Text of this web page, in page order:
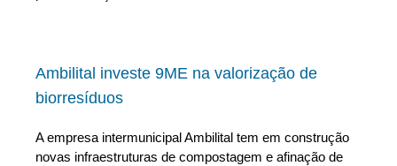
Ambilital investe 9ME na valorização de
biorresíduos
A empresa intermunicipal Ambilital tem em construção
novas infraestruturas de compostagem e afinação de